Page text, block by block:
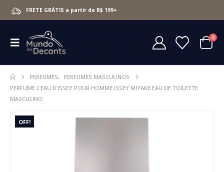
FRETE GRÁTIS a partir de R$ 199+
0
PERFUMES,
PERFUMES MASCULINOS
PERFUME L’EAU D’ISSEY POUR HOMME ISSEY MIYAKE EAU DE TOILETTE
MASCULINO
OFF!